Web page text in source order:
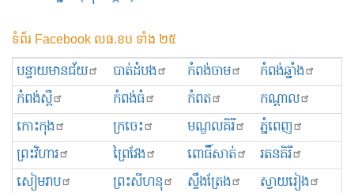
ទំព័រ Facebook លធ.ខប ទាំង ២៥
បន្ទាយមានជ័យ បាត់ដំបង កំពង់ចាម
កំពង់ឆ្នាំង
កំពង់ស្ពឺ
កំពង់ធំ កំពត
កណ្ដាល
កោះកុង
ក្រចេះ មណ្ឌលគិរី
ភ្នំពេញ
ព្រះ​វិហារ
ព្រៃវែង ពោធិ៍សាត់
រតនគិរី
សៀមរាប
ព្រះសីហនុ ស្ទឹងត្រែង
ស្វាយរៀង